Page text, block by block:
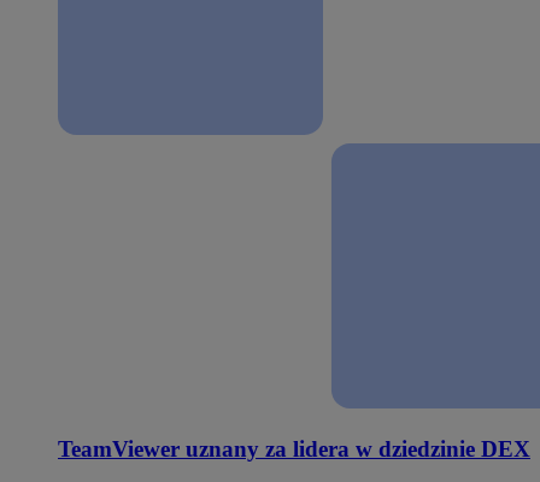
TeamViewer uznany za lidera w dziedzinie DEX